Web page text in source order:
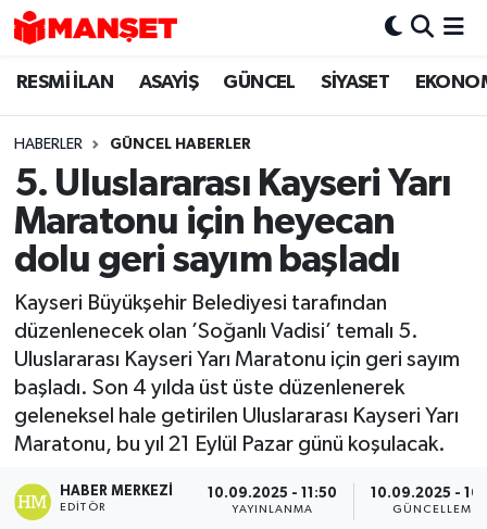
RESMİ İLAN ASAYİŞ GÜNCEL SİYASET
HABERLER GÜNCEL HABERLER
5. Uluslararası Kayseri Yarı
Maratonu için heyecan
dolu geri sayım başladı
Kayseri Büyükşehir Belediyesi tarafından
düzenlenecek olan ’Soğanlı Vadisi’ temalı 5.
Uluslararası Kayseri Yarı Maratonu için geri sayım
başladı. Son 4 yılda üst üste düzenlenerek
geleneksel hale getirilen Uluslararası Kayseri Yarı
Maratonu, bu yıl 21 Eylül Pazar günü koşulacak.
HABER MERKEZI
EDITÖR
10.09.2025 - 11:50
YAYINLANMA
10.09.2025 -
GÜNCELLEME
Hava Durumu
Trafik Durumu
Süper Lig Puan Durumu ve Fikstür
Tüm Manşetler
Son Dakika Haberleri
Haber Arşivi